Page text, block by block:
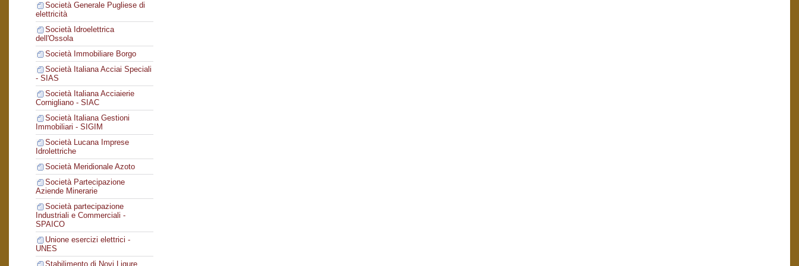
Società Generale Pugliese di
elettricità
Società Idroelettrica
dell'Ossola
Società Immobiliare Borgo
Società Italiana Acciai Speciali
- SIAS
Società Italiana Acciaierie
Cornigliano - SIAC
Società Italiana Gestioni
Immobiliari - SIGIM
Società Lucana Imprese
Idrolettriche
Società Meridionale Azoto
Società Partecipazione
Aziende Minerarie
Società partecipazione
Industriali e Commerciali -
SPAICO
Unione esercizi elettrici -
UNES
Stabilimento di Novi Ligure